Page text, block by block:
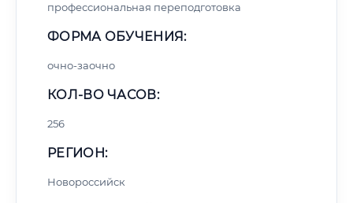
профессиональная переподготовка
ФОРМА ОБУЧЕНИЯ:
очно-заочно
КОЛ-ВО ЧАСОВ:
256
РЕГИОН:
Новороссийск